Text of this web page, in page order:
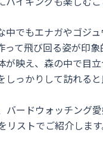
でもエナガやゴジ
て飛び回る姿が印
映え、森の中で目
っかりして訪れると
ードウォッチング愛
ストでご紹介します